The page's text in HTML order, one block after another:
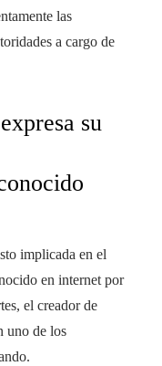
las
a cargo de
su
implicada en el
en internet por
el creador de
uno de los